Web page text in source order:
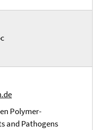
Polymer-
and Pathogens